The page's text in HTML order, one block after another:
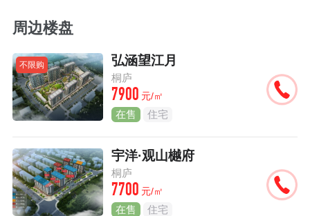
周边楼盘
不限购 弘涵望江月
桐庐
7900 元/㎡
在售 住宅
宇洋·观山樾府
桐庐
7700 元/㎡
在售 住宅